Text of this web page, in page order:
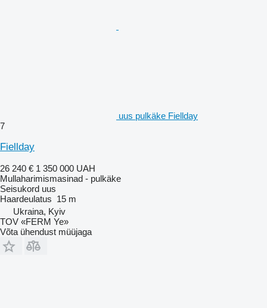
uus pulkäke Fiellday
7
Fiellday
26 240 € 1 350 000 UAH
Mullaharimismasinad - pulkäke
Seisukord uus
Haardeulatus 15 m
Ukraina, Kyiv
TOV «FERM Ye»
Võta ühendust müüjaga